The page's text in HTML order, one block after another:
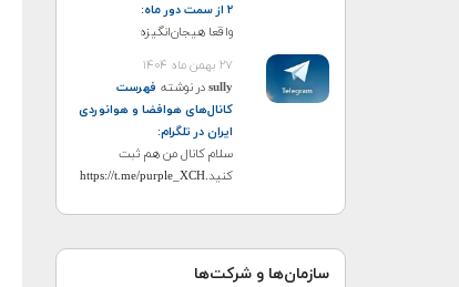
۲ از سمت دور ماه
:
واقعا هیجان‌انگیزه
۲۷ بهمن ماه ۱۴۰۴
sullyدر نوشته فهرست
کانال‌های هوافضا و هوانوردی
ایران در تلگرام:
سلام کانال من هم ثبت
کنید.https://t.me/purple_XCH
سازمان‌ها و شرکت‌ها